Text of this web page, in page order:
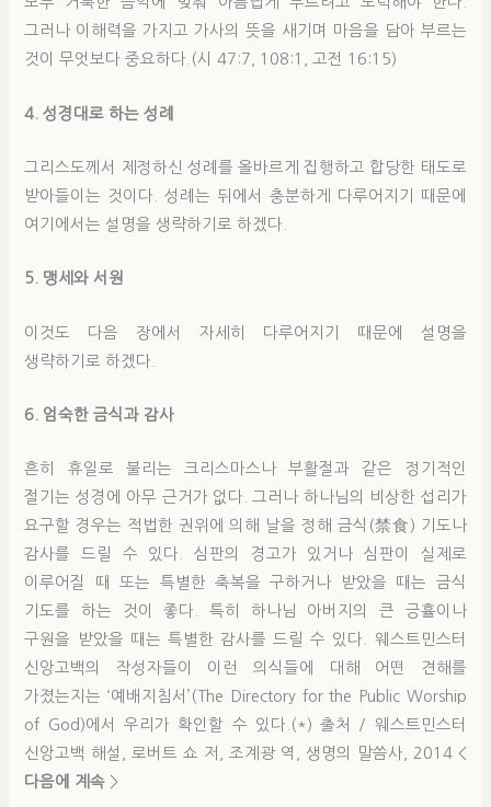
그러나 이해력을 가지고 가사의 뜻을 새기며 마음을 담아 부르는
것이 무엇보다 중요하다.(시 47:7, 108:1, 고전 16:15)
4.성경대로 하는성 례
그리스도께서 제정하신 성례를 올바르게 집행하고 합당한 태도로
받아들이는 것이다. 성례는 뒤에서 충분하게 다루어지기 때문에
여기에서는 설명을 생략하기로 하겠다.
5. 맹세와 서원
이것도 다음 장에서 자세히 다루어지기 때문에 설명을
생략하기로 하겠다.
6. 엄숙한 금식과 감사
흔히 휴일로 불리는 크리스마스나 부활절과 같은 정기적인
절기는 성경에 아무 근거가 없다. 그러나 하나님의 비상한 섭리가
요구할 경우는 적법한 권위에 의해 날을 정해 금식(禁食) 기도나
감사를 드릴 수 있다. 심판의 경고가 있거나 심판이 실제로
이루어질 때 또는 특별한 축복을 구하거나 받았을 때는 금식
기도를 하는 것이 좋다. 특히 하나님 아버지의 큰 긍휼이나
구원을 받았을 때는 특별한 감사를 드릴 수 있다. 웨스트민스터
신앙고백의 작성자들이 이런 의식들에 대해 어떤 견해를
가졌는지는 ‘예배지침서’(The Directory for the Public Worship
of God)에서 우리가 확인할 수 있다.(*) 출처 / 웨스트민스터
신앙고백 해설, 로버트 쇼 저, 조계광 역, 생명의 말씀사, 2014 <
다음에 계속 >